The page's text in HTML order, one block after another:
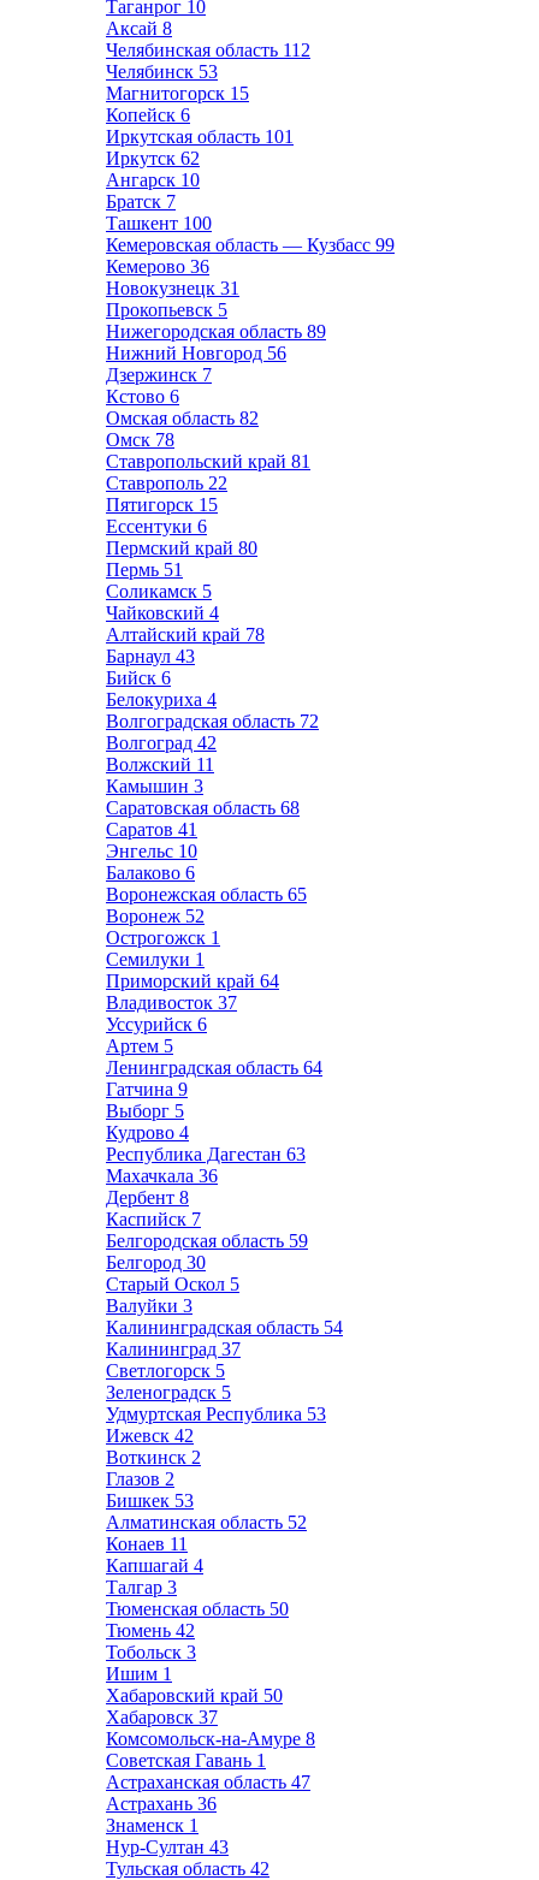
Таганрог 10
Аксай 8
Челябинская область 112
Челябинск 53
Магнитогорск 15
Копейск 6
Иркутская область 101
Иркутск 62
Ангарск 10
Братск 7
Ташкент 100
Кемеровская область — Кузбасс 99
Кемерово 36
Новокузнецк 31
Прокопьевск 5
Нижегородская область 89
Нижний Новгород 56
Дзержинск 7
Кстово 6
Омская область 82
Омск 78
Ставропольский край 81
Ставрополь 22
Пятигорск 15
Ессентуки 6
Пермский край 80
Пермь 51
Соликамск 5
Чайковский 4
Алтайский край 78
Барнаул 43
Бийск 6
Белокуриха 4
Волгоградская область 72
Волгоград 42
Волжский 11
Камышин 3
Саратовская область 68
Саратов 41
Энгельс 10
Балаково 6
Воронежская область 65
Воронеж 52
Острогожск 1
Семилуки 1
Приморский край 64
Владивосток 37
Уссурийск 6
Артем 5
Ленинградская область 64
Гатчина 9
Выборг 5
Кудрово 4
Республика Дагестан 63
Махачкала 36
Дербент 8
Каспийск 7
Белгородская область 59
Белгород 30
Старый Оскол 5
Валуйки 3
Калининградская область 54
Калининград 37
Светлогорск 5
Зеленоградск 5
Удмуртская Республика 53
Ижевск 42
Воткинск 2
Глазов 2
Бишкек 53
Алматинская область 52
Конаев 11
Капшагай 4
Талгар 3
Тюменская область 50
Тюмень 42
Тобольск 3
Ишим 1
Хабаровский край 50
Хабаровск 37
Комсомольск-на-Амуре 8
Советская Гавань 1
Астраханская область 47
Астрахань 36
Знаменск 1
Нур-Султан 43
Тульская область 42